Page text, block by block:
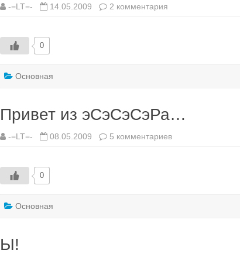
-=LT=- 14.05.2009 2 комментария
0
Основная
Привет из эСэСэСэРа…
-=LT=- 08.05.2009 5 комментариевк
0
Основная
Ы!